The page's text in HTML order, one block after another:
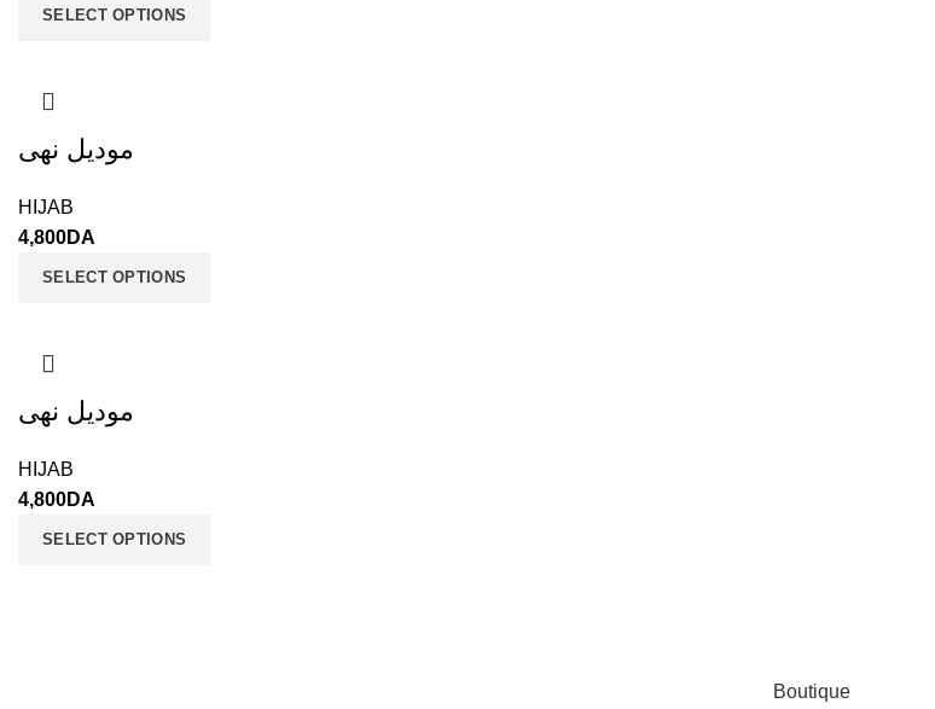
SELECT OPTIONS
موديل نهى
HIJAB
4,800DA
SELECT OPTIONS
موديل نهى
HIJAB
4,800DA
SELECT OPTIONS
Boutique